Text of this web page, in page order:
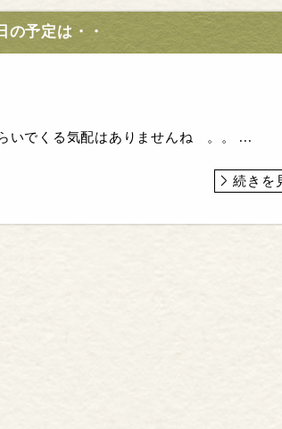
の予定は・・
いでくる気配はありませんね 。。 ...
続きを